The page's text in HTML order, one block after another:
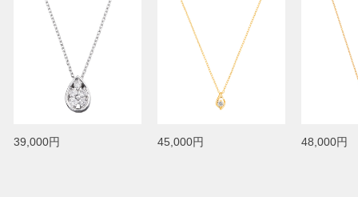
39,000円 45,000円 48,000円